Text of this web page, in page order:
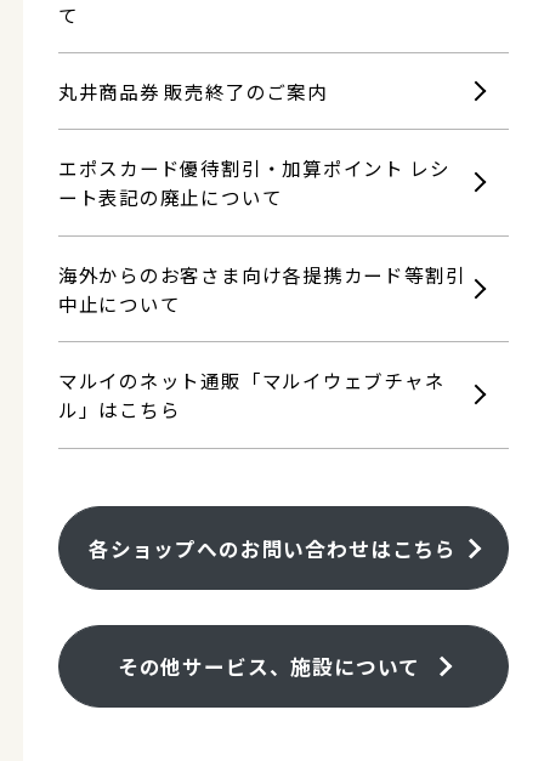
て
丸井商品券 販売終了のご案内
エポスカード優待割引・加算ポイント レシ
ート表記の廃止について
海外からのお客さま向け各提携カード等割引
中止について
マルイのネット通販「マルイウェブチャネ
ル」はこちら
各ショップへのお問い合わせはこちら
その他サービス、施設について